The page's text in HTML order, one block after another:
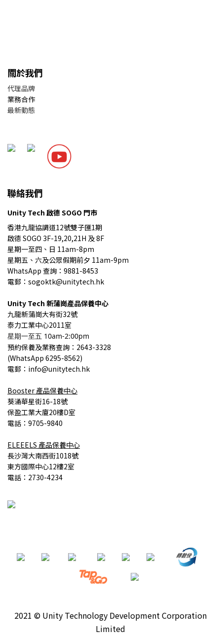
關於我們
代理品牌
業務合作
最新動態
聯絡我們
Unity Tech 啟德 SOGO 門市
香港九龍協調道12號雙子匯1期
啟德 SOGO 3F-19,20,21H 及 8F
星期一至四、日 11am-8pm
星期五、六及公眾假期前夕 11am-9pm
WhatsApp 查詢：9881-8453
電郵：sogoktk@unitytech.hk
Unity Tech 新蒲崗產品保養中心
九龍新蒲崗大有街32號
泰力工業中心2011室
星期一至五 10am-2:00pm
預約保養及業務查詢 ：2643-3328
(WhatsApp 6295-8562)
電郵：info@unitytech.hk
Booster 產品保養中心
葵涌華星街16-18號
保盈工業大廈20樓D室
電話：9705-9840
ELEEELS 產品保養中心
長沙灣大南西街1018號
東方國際中心12樓2室
電話：2730-4234
2021 © Unity Technology Development Corporation
Limited